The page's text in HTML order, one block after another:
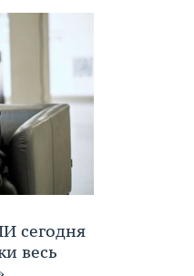
сегодня
весь